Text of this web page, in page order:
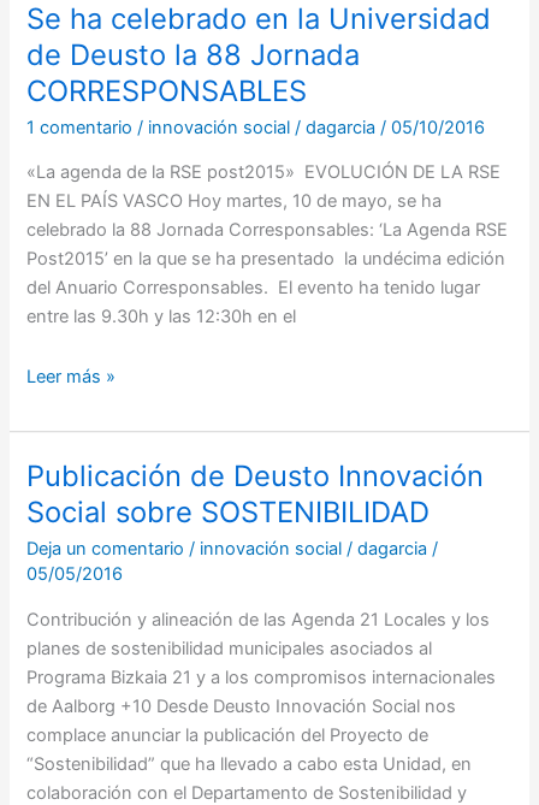
Se ha celebrado en la Universidad
de Deusto la 88 Jornada
CORRESPONSABLES
1 comentario / innovación social /dagarcia/05/10/2016
«La agenda de la RSE post2015» EVOLUCIÓN DE LA RSE
EN EL PAÍS VASCO Hoy martes, 10 de mayo, se ha
celebrado la 88 Jornada Corresponsables: ‘La Agenda RSE
Post2015’ en la que se ha presentado la undécima edición
del Anuario Corresponsables. El evento ha tenido lugar
entre las 9.30h y las 12:30h en el
Se
ha
celebrado
en
la
CORRESPONSABLES
Leer más »
Publicación de Deusto Innovación
Social sobre SOSTENIBILIDAD
Deja un comentario / innovación social /dagarcia/
05/05/2016
Contribución y alineación de las Agenda 21 Locales y los
planes de sostenibilidad municipales asociados al
Programa Bizkaia 21 y a los compromisos internacionales
de Aalborg +10 Desde Deusto Innovación Social nos
complace anunciar la publicación del Proyecto de
“Sostenibilidad” que ha llevado a cabo esta Unidad, en
colaboración con el Departamento de Sostenibilidad y
Publicación
de
Deusto
Innovación
Social
sobre
SOSTENIBILIDAD